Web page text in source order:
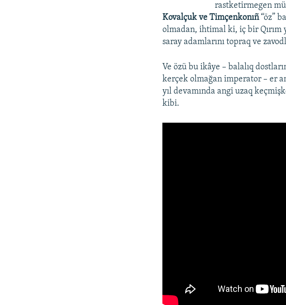
rastketirmegen
Kovalçuk ve Timçenkonıñ“öz”
olmadan, ihtimal ki, iç bir
saray adamlarını topraq ve
Ve özü bu ikâye – balalıq
kerçek olmağan imperator – er
yıl devamında angi uzaq
kibi.